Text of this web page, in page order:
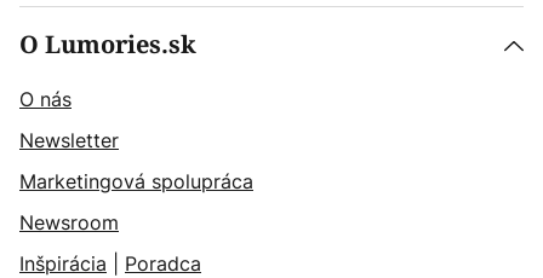
O Lumories.sk
O nás
Newsletter
Marketingová spolupráca
Newsroom
Inšpirácia
Poradca